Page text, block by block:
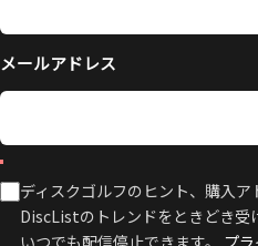
メールアドレス
ディスクゴルフのヒント、購入ア
DiscListのトレンドをときどき受